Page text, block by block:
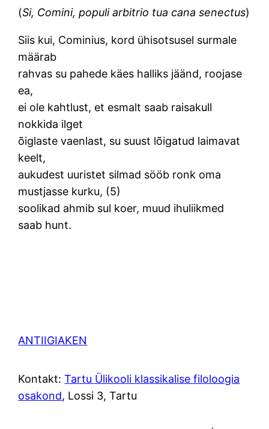
(Si, Comini, populi arbitrio tua cana senectus)
Siis kui, Cominius, kord ühisotsusel surmale
määrab
rahvas su pahede käes halliks jäänd, roojase
ea,
ei ole kahtlust, et esmalt saab raisakull
nokkida ilget
õiglaste vaenlast, su suust lõigatud laimavat
keelt,
aukudest uuristet silmad sööb ronk oma
mustjasse kurku, (5)
soolikad ahmib sul koer, muud ihuliikmed
saab hunt.
ANTIIGIAKEN
Kontakt:Tartu Ülikooli klassikalise filoloogia
osakond, Lossi 3, Tartu